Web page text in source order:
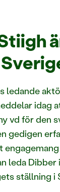
ledande
idag
vd för den
gedigen
leda Dibber
ställning i